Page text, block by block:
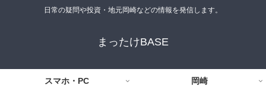
日常の疑問や投資・地元岡崎などの情報を発信します。
まったけBASE
スマホ・PC 岡崎